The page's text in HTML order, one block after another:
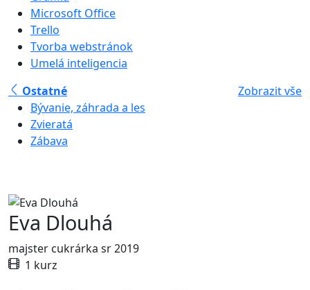
Microsoft Office
Trello
Tvorba webstránok
Umelá inteligencia
Ostatné
Zobrazit vše
Bývanie, záhrada a les
Zvieratá
Zábava
Eva Dlouhá
majster cukrárka sr 2019
1 kurz